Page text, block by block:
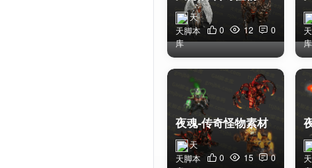
天
天脚本
库
0 12 0
库
夜魂-传奇怪物素材
天
天脚本
0 15 0